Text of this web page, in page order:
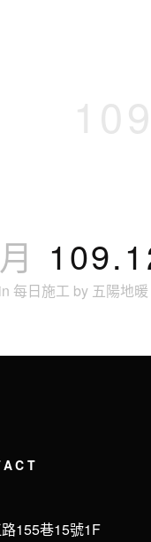
in 每日施工 by 五陽地暖
155巷15號1F